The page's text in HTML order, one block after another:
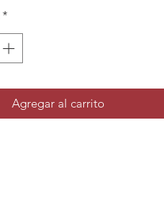
*
Agregar al carrito